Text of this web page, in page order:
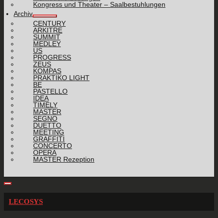
Kongress und Theater – Saalbestuhlungen
Archiv
CENTURY
ARKITRE
SUMMIT
MEDLEY
US
PROGRESS
ZEUS
KOMPAS
PRAKTIKO LIGHT
BE
PASTELLO
IDEA
TIMELY
MASTER
SEGNO
DUETTO
MEETING
GRAFFITI
CONCERTO
OPERA
MASTER Rezeption
LECOSYS